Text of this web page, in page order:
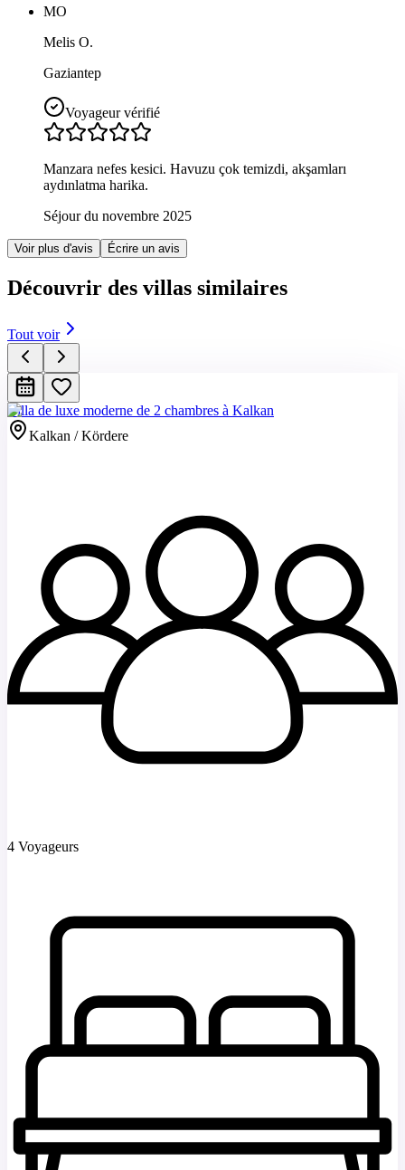
MO
Melis O.
Gaziantep
Voyageur vérifié
Manzara nefes kesici. Havuzu çok temizdi, akşamları
aydınlatma harika.
Séjour du novembre 2025
Voir plus d'avis Écrire un avis
Découvrir des villas similaires
Tout voir
Villa de luxe moderne de 2 chambres à Kalkan
Kalkan / Kördere
4 Voyageurs